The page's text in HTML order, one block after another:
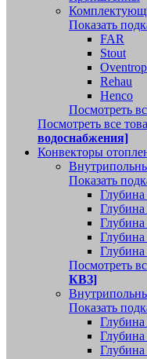
Показать
FAR
Stout
Oventrop
Rehau
Henco
Посмотреть
Посмотреть все
водоснабжения]
Конвекторы
Показать
Посмотреть
КВЗ]
Показать